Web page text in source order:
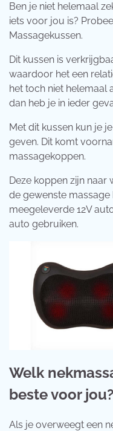
Ben je niet helemaal
iets voor jou is?
Massagekussen.
Dit kussen is
waardoor het een
het toch niet helemaal
dan heb je in ieder
Met dit kussen kun je
geven. Dit komt
massagekoppen.
Deze koppen zijn naar
de gewenste massage
meegeleverde 12V
auto gebruiken.
Welk
beste voor jou?
Als je overweegt een